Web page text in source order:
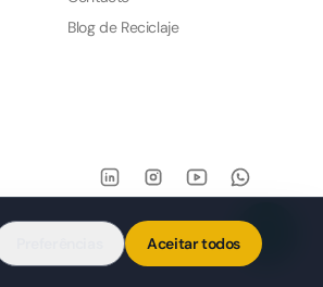
Blog de Reciclaje
Aceitar todos